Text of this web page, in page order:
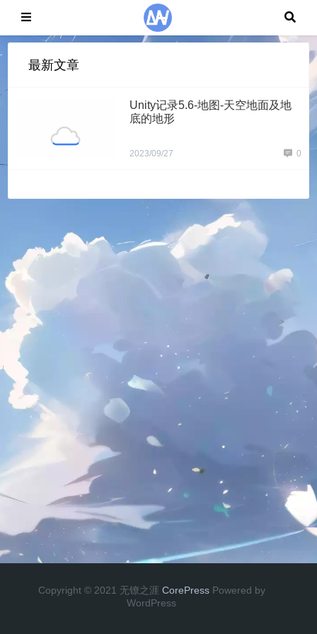
最新文章
Unity记录5.6-地图-天空地面及地
底的地形
2023/09/27 0
Copyright © 2021 无镣之涯 CorePress Powered by
WordPress